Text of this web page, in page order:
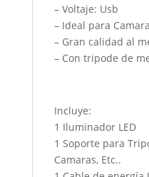
– Voltaje: Usb
– Ideal para
– Gran calidad al
– Con tripode de
Incluye:
1 Iluminador LED
1 Soporte para
Camaras, Etc..